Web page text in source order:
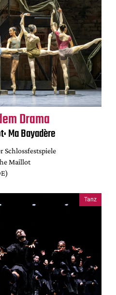
Drama
Ma Bayadère
Schlossfestspiele
Maillot
Tanz